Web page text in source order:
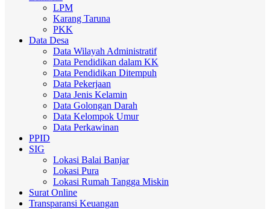
LPM
Karang Taruna
PKK
Data Desa
Data Wilayah Administratif
Data Pendidikan dalam KK
Data Pendidikan Ditempuh
Data Pekerjaan
Data Jenis Kelamin
Data Golongan Darah
Data Kelompok Umur
Data Perkawinan
PPID
SIG
Lokasi Balai Banjar
Lokasi Pura
Lokasi Rumah Tangga Miskin
Surat Online
Transparansi Keuangan